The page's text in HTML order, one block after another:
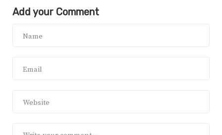
Add your Comment